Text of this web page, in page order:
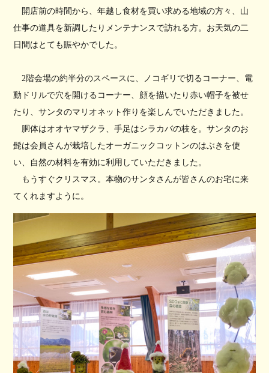
開店前の時間から、年越し食材を買い求める地域の方々、山
仕事の道具を新調したりメンテナンスで訪れる方。お天気の二
日間はとても賑やかでした。
2階会場の約半分のスペースに、ノコギリで切るコーナー、電
動ドリルで穴を開けるコーナー、顔を描いたり赤い帽子を被せ
たり、サンタのマリオネット作りを楽しんでいただきました。
胴体はオオヤマザクラ、手足はシラカバの枝を。サンタのお
髭は会員さんが栽培したオーガニックコットンのはぶきを使
い、自然の材料を有効に利用していただきました。
もうすぐクリスマス。本物のサンタさんが皆さんのお宅に来
てくれますように。